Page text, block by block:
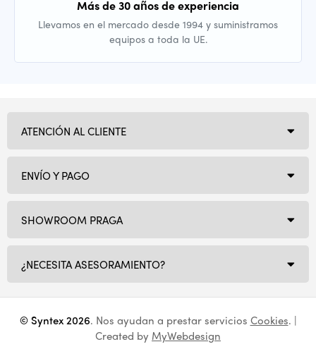
Más de 30 años de experiencia
Llevamos en el mercado desde 1994 y suministramos
equipos a toda la UE.
SHOWROOM PRAGA
¿NECESITA ASESORAMIENTO?
ATENCIÓN AL CLIENTE
ENVÍO Y PAGO
© Syntex 2026. Nos ayudan a prestar servicios Cookies. |
Created by MyWebdesign